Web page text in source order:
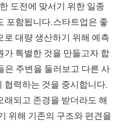
도전에 맞서기 위한 일종
포함됩니다.스타트업은 좋
로 대량 생산하기 위해 예측
가 특별한 것을 만들고자 합
은 주변을 둘러보고 다른 사
협력하는 것을 중시합니다.
래되고 존경을 받더라도 해
위해 기존의 구조와 편견을